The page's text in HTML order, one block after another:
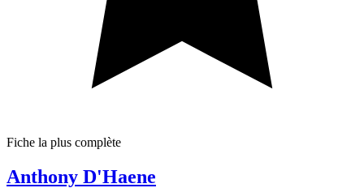
Fiche la plus complète
Anthony D'Haene